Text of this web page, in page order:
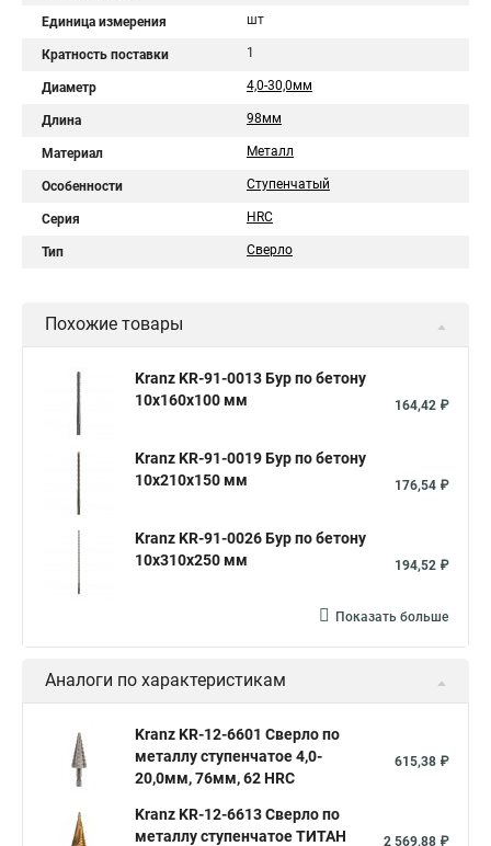
Единица измерения шт
Кратность поставки 1
Диаметр 4,0-30,0мм
Длина 98мм
Материал Металл
Особенности Ступенчатый
Серия HRC
Тип Сверло
Похожие товары
Kranz KR-91-0013 Бур по бетону
10x160x100 мм
164,42 ₽
Kranz KR-91-0019 Бур по бетону
10x210x150 мм
176,54 ₽
Kranz KR-91-0026 Бур по бетону
10x310x250 мм
194,52 ₽
Показать больше
Аналоги по характеристикам
Kranz KR-12-6601 Сверло по
металлу ступенчатое 4,0-
20,0мм, 76мм, 62 HRC
615,38 ₽
Kranz KR-12-6613 Сверло по
металлу ступенчатое ТИТАН
2 569,88 ₽